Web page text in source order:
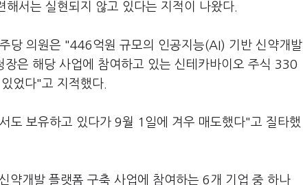
서는 실현되지 않고 있다는 지적이 나왔다.
당 의원은 "446억원 규모의 인공지능(AI) 기반 신약개발
은 해당 사업에 참여하고 있는 신테카바이오 주식 330
었다"고 지적했다.
도 보유하고 있다가 9월 1일에 겨우 매도했다"고 질타했
약개발 플랫폼 구축 사업에 참여하는 6개 기업 중 하나